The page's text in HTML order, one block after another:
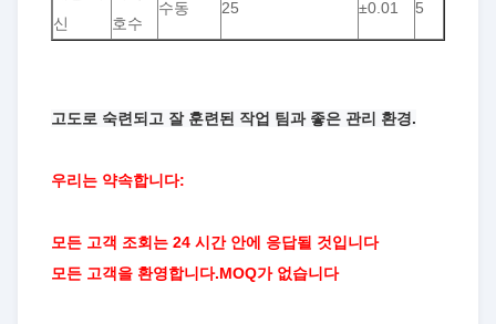
신
호수
수동 25 ±0.01 5
고도로 숙련되고 잘 훈련된 작업 팀과 좋은 관리 환경.
우리는 약속합니다:
모든 고객 조회는 24 시간 안에 응답될 것입니다
모든 고객을 환영합니다.MOQ가 없습니다